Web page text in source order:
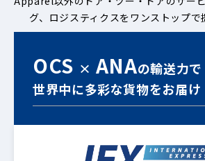
グ、ロジスティクスをワンストップで
OCS × ANAの輸送力で
世界中に多彩な貨物をお届け